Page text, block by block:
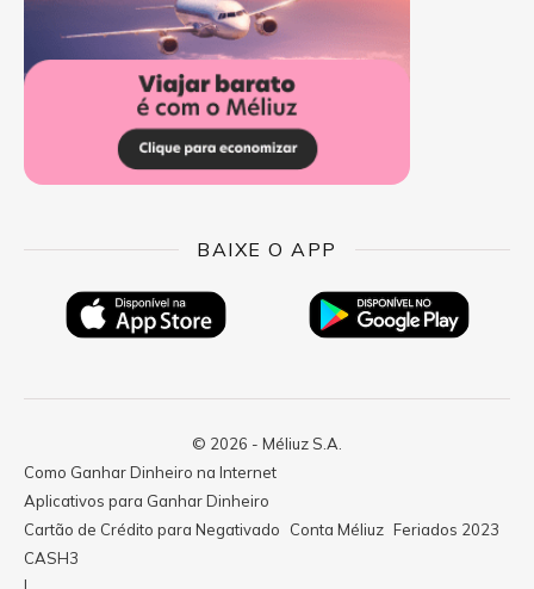
BAIXE O APP
© 2026 - Méliuz S.A.
Como Ganhar Dinheiro na Internet
Aplicativos para Ganhar Dinheiro
Cartão de Crédito para Negativado
Conta Méliuz Feriados 2023
CASH3